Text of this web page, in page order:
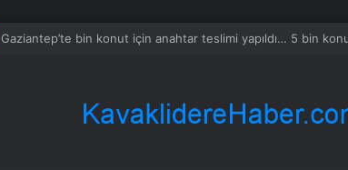
Fransa’daki yangınlarda 4 itfaiye eri hayatını kaybetti